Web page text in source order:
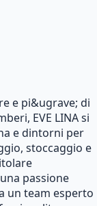
e pi&ugrave; di
EVE LINA si
e dintorni per
stoccaggio e
passione
un team esperto